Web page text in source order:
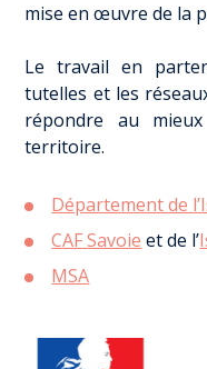
mise en œuvre de la
Le travail en
tutelles et les
répondre au
territoire.
Département de
CAF Savoie et de l’
MSA